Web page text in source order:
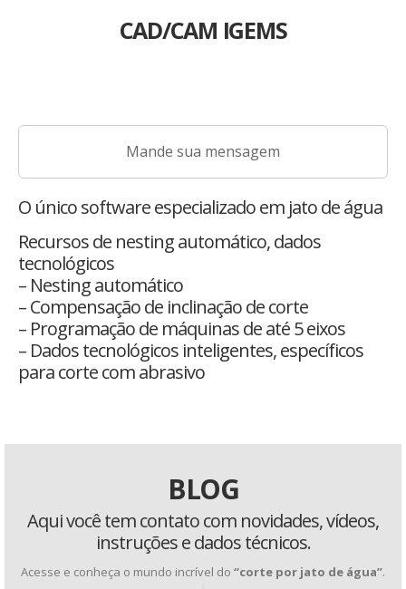
CAD/CAM IGEMS
Mande sua mensagem
O único software especializado em jato de água
Recursos de nesting automático, dados
tecnológicos
– Nesting automático
– Compensação de inclinação de corte
– Programação de máquinas de até 5 eixos
– Dados tecnológicos inteligentes, específicos
para corte com abrasivo
BLOG
Aqui você tem contato com novidades, vídeos,
instruções e dados técnicos.
Acesse e conheça o mundo incrível do “corte por jato de água”.